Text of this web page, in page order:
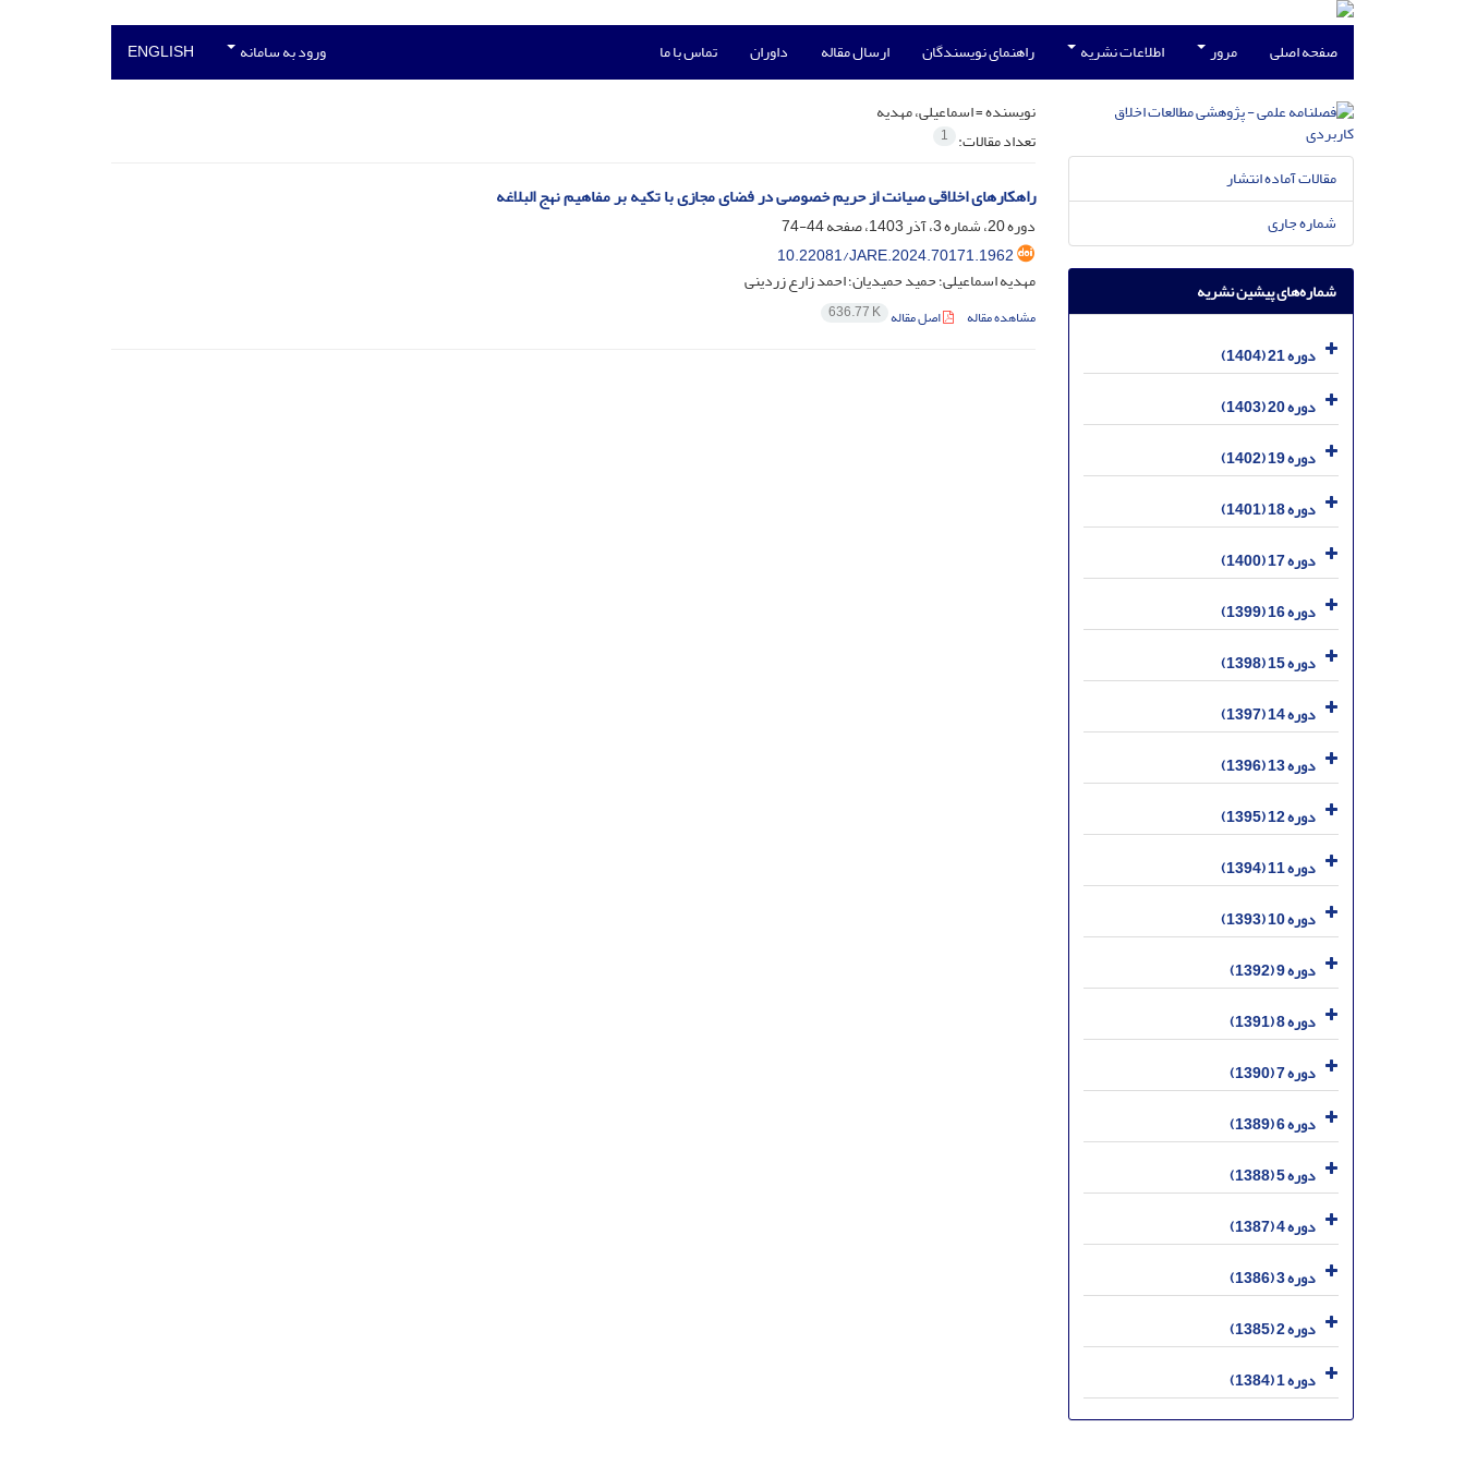
صفحه اصلی مرور اطلاعات نشریه راهنمای نویسندگان ارسال مقاله داوران تماس با ما ورود به سامانه ENGLISH
نویسنده =اسماعیلی، مهدیه
تعداد مقالات: 1
راهکارهای اخلاقی صیانت از حریم خصوصی در فضای مجازی با تکیه بر مفاهیم نهج البلاغه
دوره 20، شماره 3، آذر 1403، صفحه
44-74
10.22081/JARE.2024.70171.1962
مهدیه اسماعیلی؛ حمید حمیدیان؛ احمد زارع زردینی
مشاهده مقاله اصل مقاله 636.77 K
مقالات آماده انتشار
شماره جاری
شماره‌های پیشین نشریه
دوره 21 (1404)
دوره 20 (1403)
دوره 19 (1402)
دوره 18 (1401)
دوره 17 (1400)
دوره 16 (1399)
دوره 15 (1398)
دوره 14 (1397)
دوره 13 (1396)
دوره 12 (1395)
دوره 11 (1394)
دوره 10 (1393)
دوره 9 (1392)
دوره 8 (1391)
دوره 7 (1390)
دوره 6 (1389)
دوره 5 (1388)
دوره 4 (1387)
دوره 3 (1386)
دوره 2 (1385)
دوره 1 (1384)